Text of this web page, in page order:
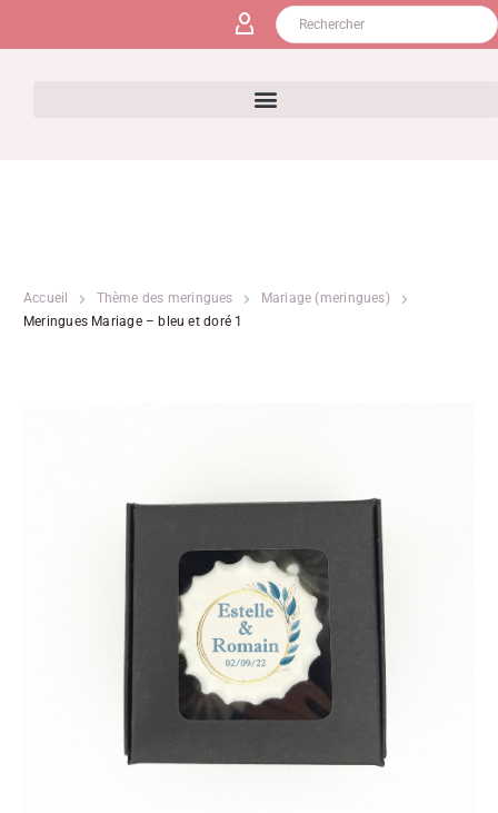
Accueil Thème des meringues
Mariage (meringues)
Meringues Mariage – bleu et doré 1